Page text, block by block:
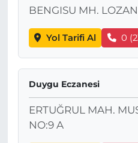
BENGISU MH.
Yol Tarifi Al 0
Duygu Eczanesi
ERTUĞRUL MAH.
NO:9 A